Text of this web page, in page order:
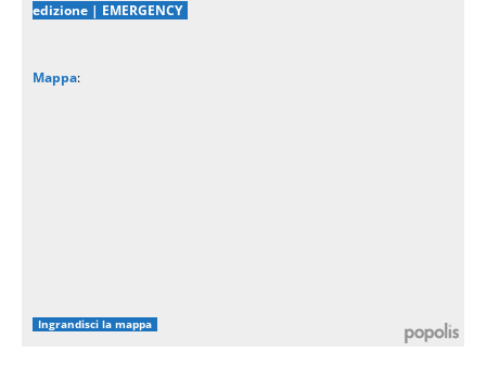
edizione | EMERGENCY
Mappa:
Ingrandisci la mappa